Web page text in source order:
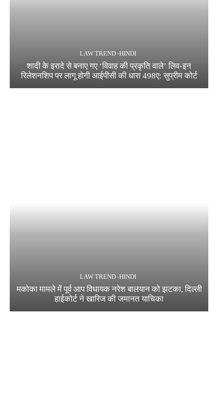
LAW TREND -HINDI
शादी के इरादे से बनाए गए ‘विवाह की प्रकृति वाले’ लिव-इन
रिलेशनशिप पर लागू होगी आईपीसी की धारा 498ए: सुप्रीम कोर्ट
LAW TREND -HINDI
मकोका मामले में पूर्व आप विधायक नरेश बालयान को झटका, दिल्ली
हाईकोर्ट ने खारिज की जमानत याचिका